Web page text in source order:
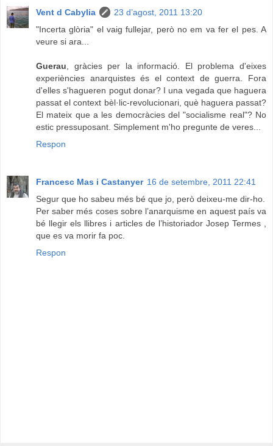
Vent d Cabylia
23 d’agost, 2011 13:20
"Incerta glòria" el vaig fullejar, però no em va fer el pes. A
veure si ara...
Guerau , gràcies per la informació. El problema d'eixes
experiències anarquistes és el context de guerra. Fora
d'elles s'hagueren pogut donar? I una vegada que haguera
passat el context bèl·lic-revolucionari, què haguera passat?
El mateix que a les democràcies del "socialisme real"? No
estic pressuposant. Simplement m'ho pregunte de veres...
Respon
Francesc Mas i Castanyer 16 de setembre, 2011 22:41
Segur que ho sabeu més bé que jo, però deixeu-me dir-ho.
Per saber més coses sobre l’anarquisme en aquest país va
bé llegir els llibres i articles de l’historiador Josep Termes ,
que es va morir fa poc.
Respon